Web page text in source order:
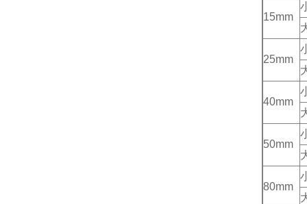
15mm
25mm
40mm
50mm
80mm